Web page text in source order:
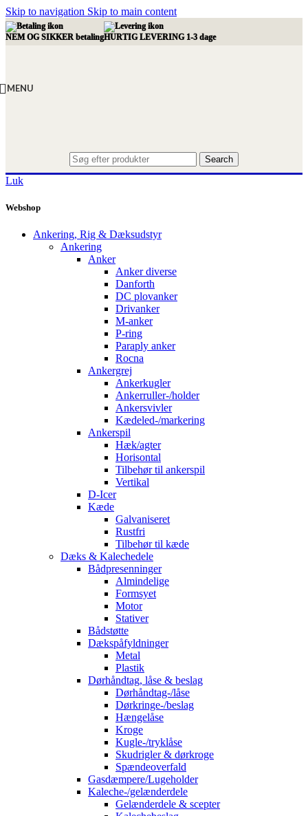
Skip to navigation Skip to main content
NEM OG SIKKER betalingHURTIG LEVERING 1-3 dage
MENU
Search
Luk
Webshop
Ankering, Rig & Dæksudstyr
Ankering
Anker
Anker diverse
Danforth
DC plovanker
Drivanker
M-anker
P-ring
Paraply anker
Rocna
Ankergrej
Ankerkugler
Ankerruller-/holder
Ankersvivler
Kædeled-/markering
Ankerspil
Hæk/agter
Horisontal
Tilbehør til ankerspil
Vertikal
D-Icer
Kæde
Galvaniseret
Rustfri
Tilbehør til kæde
Dæks & Kalechedele
Bådpresenninger
Almindelige
Formsyet
Motor
Stativer
Bådstøtte
Dækspåfyldninger
Metal
Plastik
Dørhåndtag, låse & beslag
Dørhåndtag-/låse
Dørkringe-/beslag
Hængelåse
Kroge
Kugle-/tryklåse
Skudrigler & dørkroge
Spændeoverfald
Gasdæmpere/Lugeholder
Kaleche-/gelænderdele
Gelænderdele & scepter